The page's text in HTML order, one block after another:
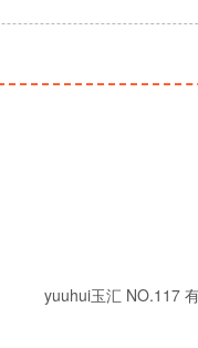
yuuhui玉汇 NO.117